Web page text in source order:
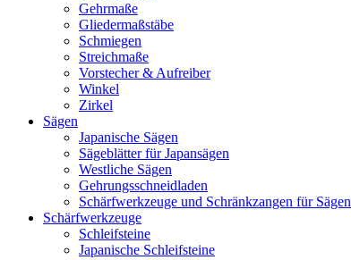
Gehrmaße
Gliedermaßstäbe
Schmiegen
Streichmaße
Vorstecher & Aufreiber
Winkel
Zirkel
Sägen
Japanische Sägen
Sägeblätter für Japansägen
Westliche Sägen
Gehrungsschneidladen
Schärfwerkzeuge und Schränkzangen für Sägen
Schärfwerkzeuge
Schleifsteine
Japanische Schleifsteine